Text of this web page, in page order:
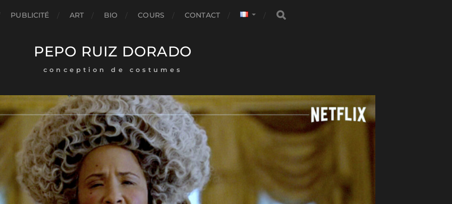
PUBLICITÉ ART BIO COURS CONTACT
PEPO RUIZ DORADO
conception de costumes